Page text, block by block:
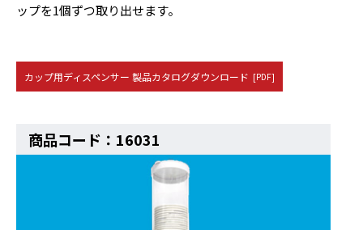
ップを1個ずつ取り出せます。
カップ用ディスペンサー 製品カタログダウンロード [PDF]
商品コード：16031